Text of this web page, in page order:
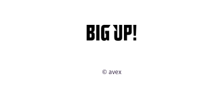
© avex